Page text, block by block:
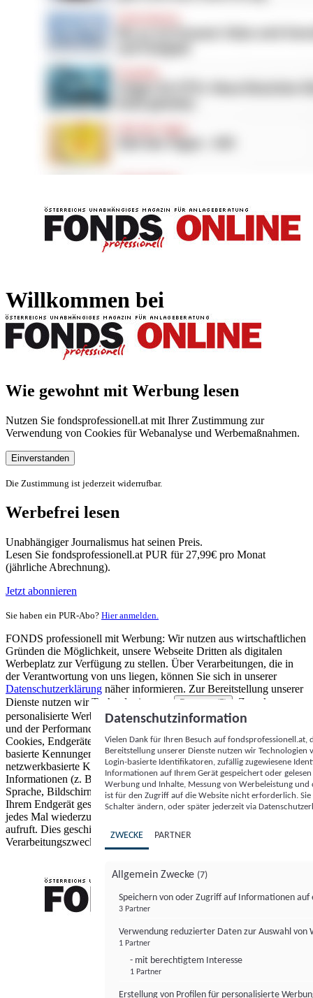
Willkommen bei
Wie gewohnt mit Werbung lesen
Nutzen Sie fondsprofessionell.at mit Ihrer Zustimmung zur
Verwendung von Cookies für Webanalyse und Werbemaßnahmen.
Einverstanden
Die Zustimmung ist jederzeit widerrufbar.
Werbefrei lesen
Unabhängiger Journalismus hat seinen Preis.
Lesen Sie fondsprofessionell.at PUR für 27,99€ pro Monat
(jährliche Abrechnung).
Jetzt abonnieren
Sie haben ein PUR-Abo? Hier anmelden.
FONDS professionell mit Werbung: Wir nutzen aus wirtschaftlichen
Gründen die Möglichkeit, unsere Webseite Dritten als digitalen
Werbeplatz zur Verfügung zu stellen. Über Verarbeitungen, die in
der Verantwortung von uns liegen, können Sie sich in unserer
Datenschutzerklärung näher informieren. Zur Bereitstellung unserer
Dienste nutzen wir Technologien von
Partnern (5)
. Zwecke:
personalisierte Werbung und Inhalte, Messung von Werbeleistung
und der Performance von Inhalten sowie Zielgruppenforschung.
Cookies, Endgeräte- oder ähnliche Online-Kennungen (z. B. login-
basierte Kennungen, zufällig generierte Kennungen,
netzwerkbasierte Kennungen) können zusammen mit anderen
Informationen (z. B. Browsertyp und Browserinformationen,
Sprache, Bildschirmgröße, unterstützte Technologien usw.) auf
Ihrem Endgerät gespeichert oder von dort ausgelesen werden, um es
jedes Mal wiederzuerkennen, wenn es eine App oder einer Webseite
aufruft. Dies geschieht für einen oder mehrere der hier aufgeführten
Verarbeitungszwecke.
Datenschutzinformation
Vielen Dank für Ihren Besuch auf
Bereitstellung unserer Dienste nutzen wir Technologien
Login-basierte Identifikatoren, zufällig zugewiesene
Informationen auf Ihrem Gerät gespeichert oder
Werbung und Inhalte, Messung von Werbeleistung
ist für den Zugriff auf die Website nicht erforderlich.
Schalter ändern, oder später jederzeit via
ZWECKE PARTNER
Allgemein Zwecke (7)
Speichern von oder Zugriff auf Informationen auf
3 Partner
Verwendung reduzierter Daten zur Auswahl von
1 Partner
- mit berechtigtem Interesse
1 Partner
Erstellung von Profilen für personalisierte
FONDS professionell